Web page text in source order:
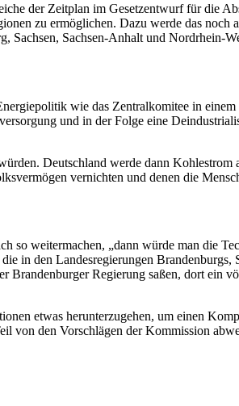
der Zeitplan im Gesetzentwurf für die
zu ermöglichen. Dazu werde das noch
Sachsen-Anhalt und Nordrhein-
wie das Zentralkomitee in einem
und in der Folge eine
Deutschland werde dann Kohlestrom
vernichten und denen die
so weitermachen, „dann würde man die
in den Landesregierungen Brandenburgs,
Brandenburger Regierung saßen, dort ein
etwas herunterzugehen, um einen
von den Vorschlägen der Kommission